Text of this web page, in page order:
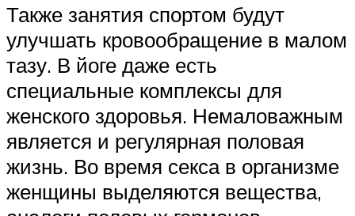
Также занятия спортом будут
улучшать кровообращение в малом
тазу. В йоге даже есть
специальные комплексы для
женского здоровья. Немаловажным
является и регулярная половая
жизнь. Во время секса в организме
женщины выделяются вещества,